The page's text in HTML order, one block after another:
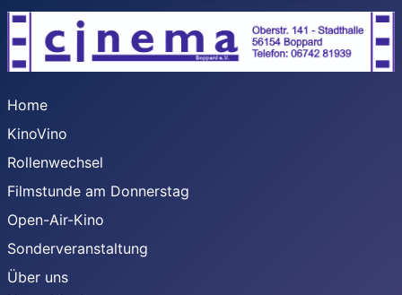
Home
KinoVino
Rollenwechsel
Filmstunde am Donnerstag
Open-Air-Kino
Sonderveranstaltung
Über uns